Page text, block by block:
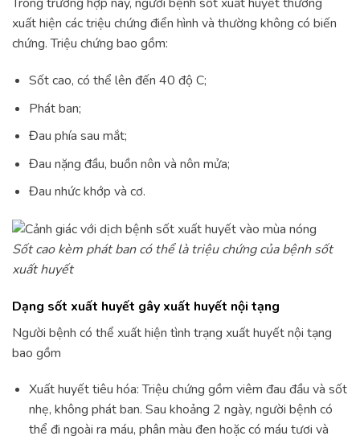
xuất hiện các triệu chứng điển hình và thường không có biến
chứng. Triệu chứng bao gồm:
Sốt cao, có thể lên đến 40 độ C;
Phát ban;
Đau phía sau mắt;
Đau nặng đầu, buồn nôn và nôn mửa;
Đau nhức khớp và cơ.
Sốt cao kèm phát ban có thể là triệu chứng của bệnh sốt
xuất huyết
Dạng sốt xuất huyết gây xuất huyết nội tạng
Người bệnh có thể xuất hiện tình trạng xuất huyết nội tạng
bao gồm
Xuất huyết tiêu hóa: Triệu chứng gồm viêm đau đầu và sốt
nhẹ, không phát ban. Sau khoảng 2 ngày, người bệnh có
thể đi ngoài ra máu, phân màu đen hoặc có máu tươi và